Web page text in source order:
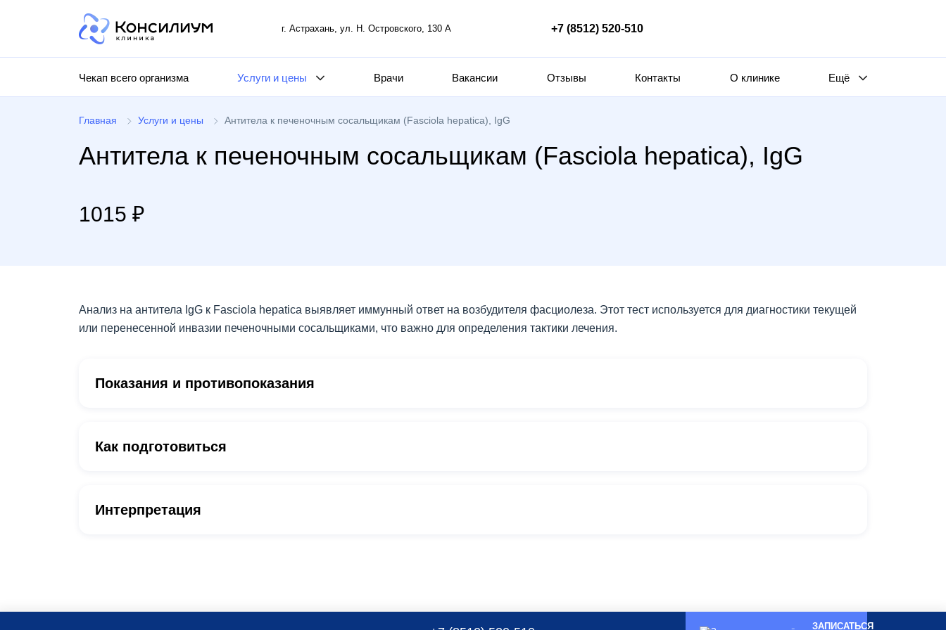
г. Астрахань, ул. Н. Островского, 130 А +7 (8512) 520-510
Чекап всего организма Услуги и цены Врачи Вакансии Отзывы Контакты О клинике Ещё
Главная Услуги и цены Антитела к печеночным сосальщикам (Fasciola hepatica), IgG
Антитела к печеночным сосальщикам (Fasciola hepatica), IgG
1015 ₽
Анализ на антитела IgG к Fasciola hepatica выявляет иммунный ответ на возбудителя фасциолеза. Этот тест используется для диагностики текущей
или перенесенной инвазии печеночными сосальщиками, что важно для определения тактики лечения.
Показания и противопоказания
Как подготовиться
Интерпретация
ЗАПИСАТЬСЯ